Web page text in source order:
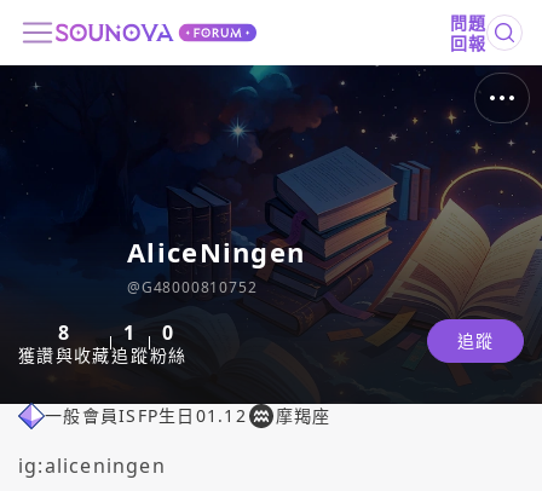
問題
回報
AliceNingen
@G48000810752
8
獲讚與收藏
1
追蹤
0
粉絲
追蹤
一般會員ISFP生日 01.12 摩羯座
ig:aliceningen